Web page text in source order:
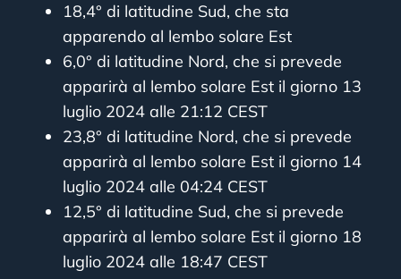
18,4° di latitudine Sud, che sta
apparendo al lembo solare Est
6,0° di latitudine Nord, che si prevede
apparirà al lembo solare Est il giorno 13
luglio 2024 alle 21:12 CEST
23,8° di latitudine Nord, che si prevede
apparirà al lembo solare Est il giorno 14
luglio 2024 alle 04:24 CEST
12,5° di latitudine Sud, che si prevede
apparirà al lembo solare Est il giorno 18
luglio 2024 alle 18:47 CEST